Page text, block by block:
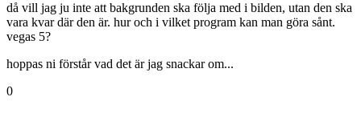
då vill jag ju inte att bakgrunden ska följa med i bilden, utan den ska
vara kvar där den är. hur och i vilket program kan man göra sånt.
vegas 5?
hoppas ni förstår vad det är jag snackar om...
0